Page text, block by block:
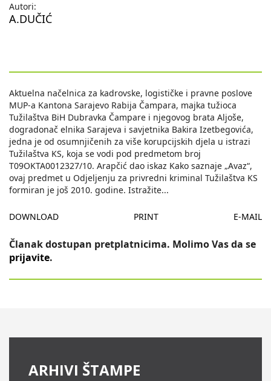
Autori:
A.DUČIĆ
Aktuelna načelnica za kadrovske, logističke i pravne poslove
MUP-a Kantona Sarajevo Rabija Čampara, majka tužioca
Tužilaštva BiH Dubravka Čampare i njegovog brata Aljoše,
dogradonač elnika Sarajeva i savjetnika Bakira Izetbegovića,
jedna je od osumnjičenih za više korupcijskih djela u istrazi
Tužilaštva KS, koja se vodi pod predmetom broj
T09OKTA0012327/10. Arapčić dao iskaz Kako saznaje „Avaz“,
ovaj predmet u Odjeljenju za privredni kriminal Tužilaštva KS
formiran je još 2010. godine. Istražite...
DOWNLOAD PRINT E-MAIL
Članak dostupan pretplatnicima. Molimo Vas da se
prijavite.
ARHIVI ŠTAMPE